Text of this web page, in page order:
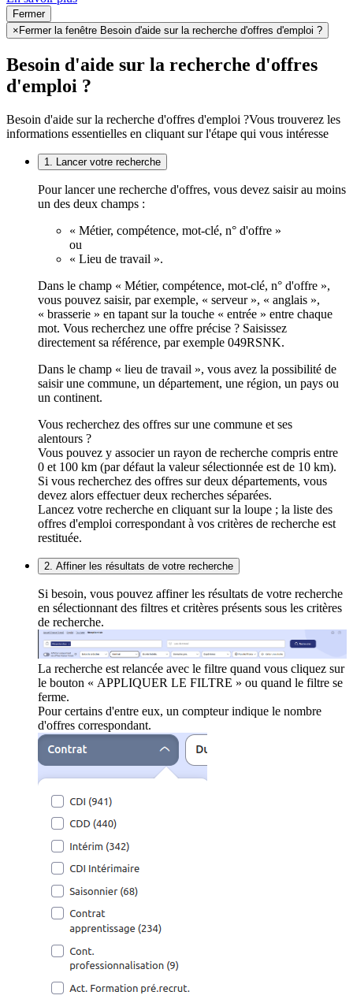
Fermer
× Fermer la fenêtre Besoin d'aide sur la recherche d'offres d'emploi ?
Besoin d'aide sur la recherche d'offres
d'emploi ?
Besoin d'aide sur la recherche d'offres d'emploi ?Vous trouverez les
informations essentielles en cliquant sur l'étape qui vous intéresse
1. Lancer votre recherche
Pour lancer une recherche d'offres, vous devez saisir au moins
un des deux champs :
« Métier, compétence, mot-clé, n° d'offre »
ou
« Lieu de travail ».
Dans le champ « Métier, compétence, mot-clé, n° d'offre »,
vous pouvez saisir, par exemple, « serveur », « anglais »,
« brasserie » en tapant sur la touche « entrée » entre chaque
mot. Vous recherchez une offre précise ? Saisissez
directement sa référence, par exemple 049RSNK.
Dans le champ « lieu de travail », vous avez la possibilité de
saisir une commune, un département, une région, un pays ou
un continent.
Vous recherchez des offres sur une commune et ses
alentours ?
Vous pouvez y associer un rayon de recherche compris entre
0 et 100 km (par défaut la valeur sélectionnée est de 10 km).
Si vous recherchez des offres sur deux départements, vous
devez alors effectuer deux recherches séparées.
Lancez votre recherche en cliquant sur la loupe ; la liste des
offres d'emploi correspondant à vos critères de recherche est
restituée.
2. Affiner les résultats de votre recherche
Si besoin, vous pouvez affiner les résultats de votre recherche
en sélectionnant des filtres et critères présents sous les critères
de recherche.
La recherche est relancée avec le filtre quand vous cliquez sur
le bouton « APPLIQUER LE FILTRE » ou quand le filtre se
ferme.
Pour certains d'entre eux, un compteur indique le nombre
d'offres correspondant.